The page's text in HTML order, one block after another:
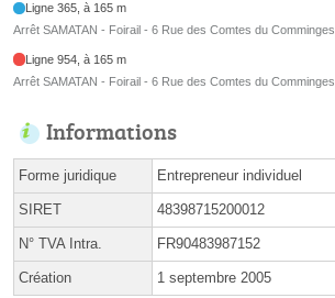
Ligne 365, à 165 m
Arrêt SAMATAN - Foirail - 6 Rue des Comtes du Comminges
Ligne 954, à 165 m
Arrêt SAMATAN - Foirail - 6 Rue des Comtes du Comminges
Informations
Forme juridique Entrepreneur individuel
SIRET 48398715200012
N° TVA Intra. FR90483987152
Création 1 septembre 2005